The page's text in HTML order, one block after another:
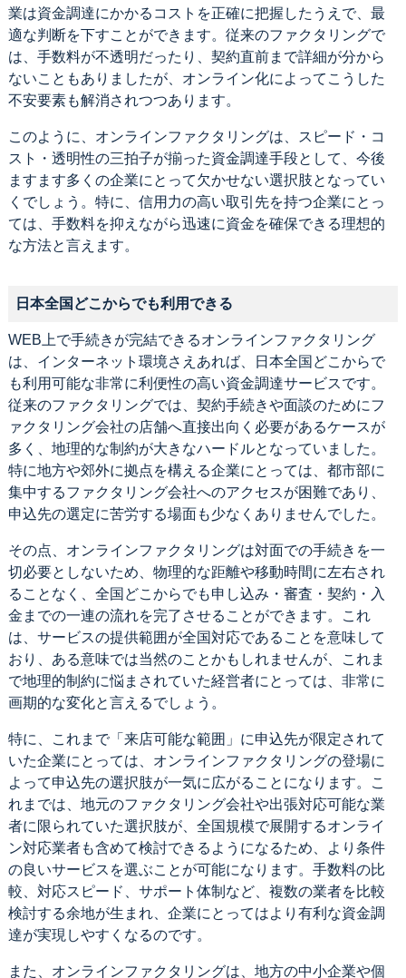
業は資金調達にかかるコストを正確に把握したうえで、最
適な判断を下すことができます。従来のファクタリングで
は、手数料が不透明だったり、契約直前まで詳細が分から
ないこともありましたが、オンライン化によってこうした
不安要素も解消されつつあります。
このように、オンラインファクタリングは、スピード・コ
スト・透明性の三拍子が揃った資金調達手段として、今後
ますます多くの企業にとって欠かせない選択肢となってい
くでしょう。特に、信用力の高い取引先を持つ企業にとっ
ては、手数料を抑えながら迅速に資金を確保できる理想的
な方法と言えます。
日本全国どこからでも利用できる
WEB上で手続きが完結できるオンラインファクタリング
は、インターネット環境さえあれば、日本全国どこからで
も利用可能な非常に利便性の高い資金調達サービスです。
従来のファクタリングでは、契約手続きや面談のためにフ
ァクタリング会社の店舗へ直接出向く必要があるケースが
多く、地理的な制約が大きなハードルとなっていました。
特に地方や郊外に拠点を構える企業にとっては、都市部に
集中するファクタリング会社へのアクセスが困難であり、
申込先の選定に苦労する場面も少なくありませんでした。
その点、オンラインファクタリングは対面での手続きを一
切必要としないため、物理的な距離や移動時間に左右され
ることなく、全国どこからでも申し込み・審査・契約・入
金までの一連の流れを完了させることができます。これ
は、サービスの提供範囲が全国対応であることを意味して
おり、ある意味では当然のことかもしれませんが、これま
で地理的制約に悩まされていた経営者にとっては、非常に
画期的な変化と言えるでしょう。
特に、これまで「来店可能な範囲」に申込先が限定されて
いた企業にとっては、オンラインファクタリングの登場に
よって申込先の選択肢が一気に広がることになります。こ
れまでは、地元のファクタリング会社や出張対応可能な業
者に限られていた選択肢が、全国規模で展開するオンライ
ン対応業者も含めて検討できるようになるため、より条件
の良いサービスを選ぶことが可能になります。手数料の比
較、対応スピード、サポート体制など、複数の業者を比較
検討する余地が生まれ、企業にとってはより有利な資金調
達が実現しやすくなるのです。
また、オンラインファクタリングは、地方の中小企業や個